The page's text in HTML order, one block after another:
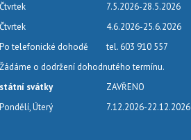
Čtvrtek 7.5.2026-28.5.2026
Čtvrtek 4.6.2026-25.6.2026
Po telefonické dohodě
tel. 603 910 557
Žádáme o dodržení dohodnutého termínu.
svátky
ZAVŘENO
Pondělí, Úterý 7.12.2026-22.12.2026